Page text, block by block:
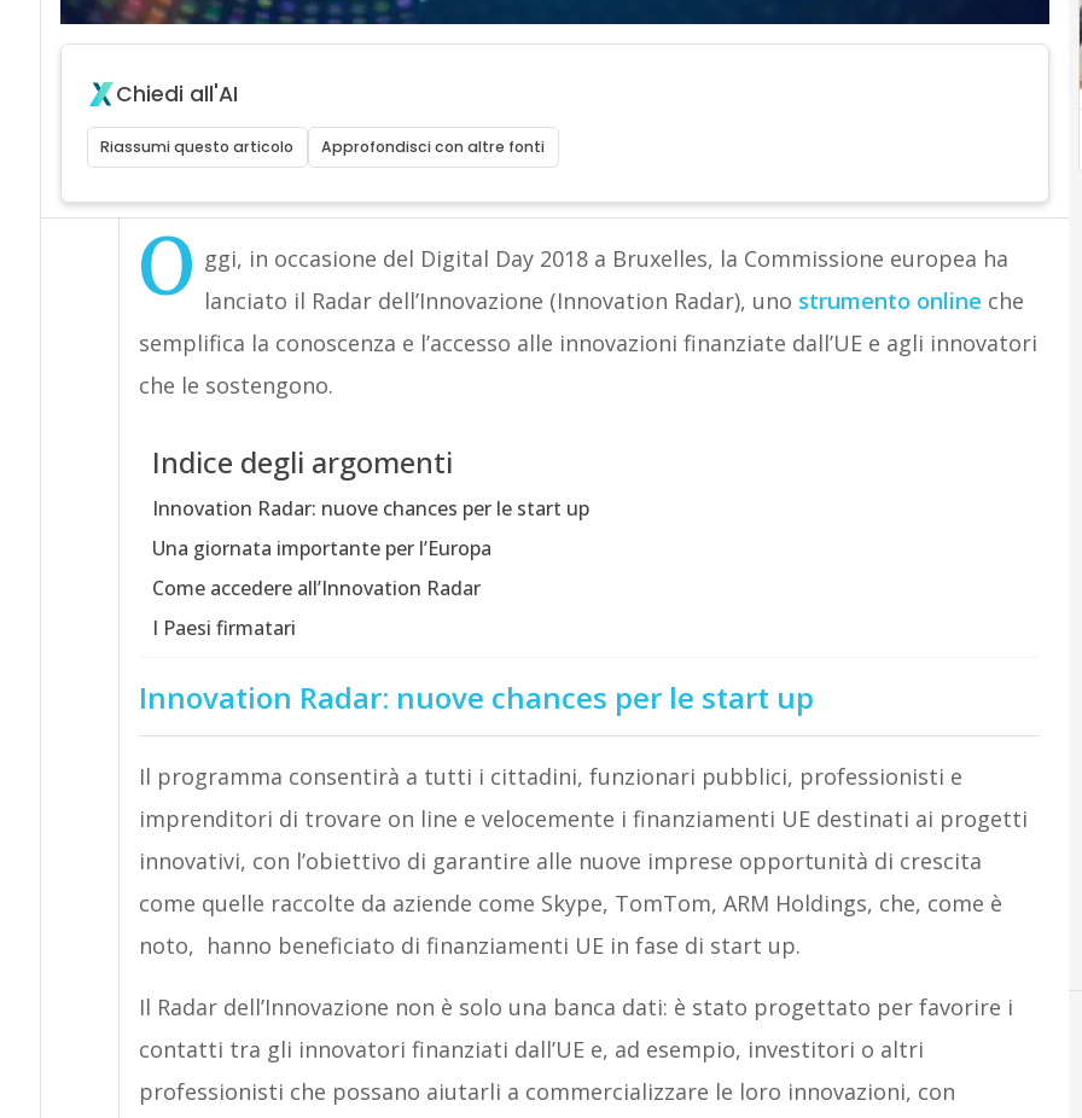
Chiedi all'AI
Riassumi questo articolo Approfondisci con altre fonti
O ggi, in occasione del Digital Day 2018 a Bruxelles, la Commissione europea ha
lanciato il Radar dell’Innovazione (Innovation Radar), uno strumento online che
semplifica la conoscenza e l’accesso alle innovazioni finanziate dall’UE e agli innovatori
che le sostengono.
Indice degli argomenti
Innovation Radar: nuove chances per le start up
Una giornata importante per l’Europa
Come accedere all’Innovation Radar
I Paesi firmatari
Innovation Radar: nuove chances per le start up
Il programma consentirà a tutti i cittadini, funzionari pubblici, professionisti e
imprenditori di trovare on line e velocemente i finanziamenti UE destinati ai progetti
innovativi, con l’obiettivo di garantire alle nuove imprese opportunità di crescita
come quelle raccolte da aziende come Skype, TomTom, ARM Holdings, che, come è
noto, hanno beneficiato di finanziamenti UE in fase di start up.
Il Radar dell’Innovazione non è solo una banca dati: è stato progettato per favorire i
contatti tra gli innovatori finanziati dall’UE e, ad esempio, investitori o altri
professionisti che possano aiutarli a commercializzare le loro innovazioni, con